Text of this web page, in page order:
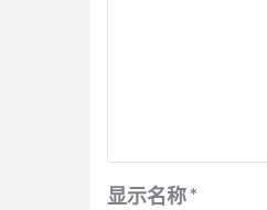
显示名称*